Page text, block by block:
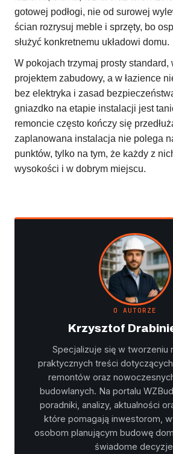
gotowej podłogi, nie od surowej
ścian rozrysuj meble i sprzęty, bo
służyć konkretnemu układowi domu.
W pokojach trzymaj prosty standard,
projektem zabudowy, a w łazience
bez elektryka i zasad
gniazdko na etapie instalacji jest
remoncie często kończy się
zaplanowana instalacja nie polega
punktów, tylko na tym, że każdy z
wysokości i w dobrym miejscu.
O AUTORZE
Krzysztof
Specjalizuje się w tworzeniu
praktycznych treści
remontów oraz
budowlanych. Na portalu
poradniki, analizy, aktualności
które pomagają inwestorom,
osobom planującym budowę
świadome